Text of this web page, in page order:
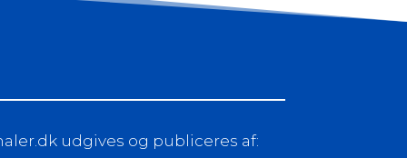
udgives og publiceres af: